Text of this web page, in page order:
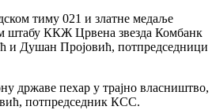
тиму 021 и златне медаље
штабу ККЖ Црвена звезда Комбанк
и Душан Пројовић, потпредседници
државе пехар у трајно власништво,
потпредседник КСС.